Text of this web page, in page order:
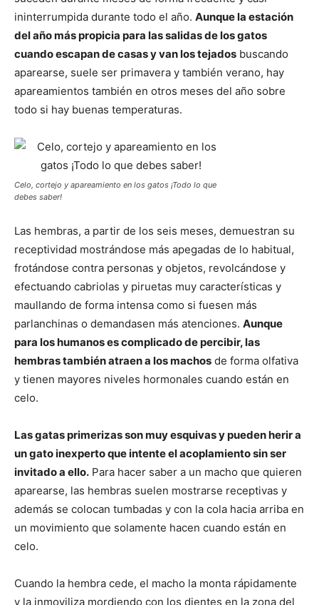
ininterrumpida durante todo el año. Aunque la estación
del año más propicia para las salidas de los gatos
cuando escapan de casas y van los tejados buscando
aparearse, suele ser primavera y también verano, hay
apareamientos también en otros meses del año sobre
todo si hay buenas temperaturas.
Celo, cortejo y apareamiento en los gatos ¡Todo lo que
debes saber!
Las hembras, a partir de los seis meses, demuestran su
receptividad mostrándose más apegadas de lo habitual,
frotándose contra personas y objetos, revolcándose y
efectuando cabriolas y piruetas muy características y
maullando de forma intensa como si fuesen más
parlanchinas o demandasen más atenciones. Aunque
para los humanos es complicado de percibir, las
hembras también atraen a los machos de forma olfativa
y tienen mayores niveles hormonales cuando están en
celo.
Las gatas primerizas son muy esquivas y pueden herir a
un gato inexperto que intente el acoplamiento sin ser
invitado a ello. Para hacer saber a un macho que quieren
aparearse, las hembras suelen mostrarse receptivas y
además se colocan tumbadas y con la cola hacia arriba en
un movimiento que solamente hacen cuando están en
celo.
Cuando la hembra cede, el macho la monta rápidamente
y la inmoviliza mordiendo con los dientes en la zona del